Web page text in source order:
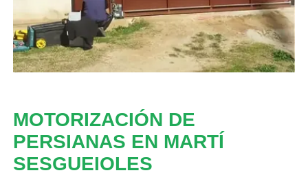
MOTORIZACIÓN DE
PERSIANAS EN MARTÍ
SESGUEIOLES